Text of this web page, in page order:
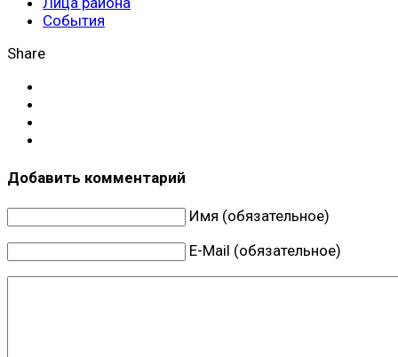
События
Share
Добавить комментарий
Имя (обязательное)
E-Mail (обязательное)